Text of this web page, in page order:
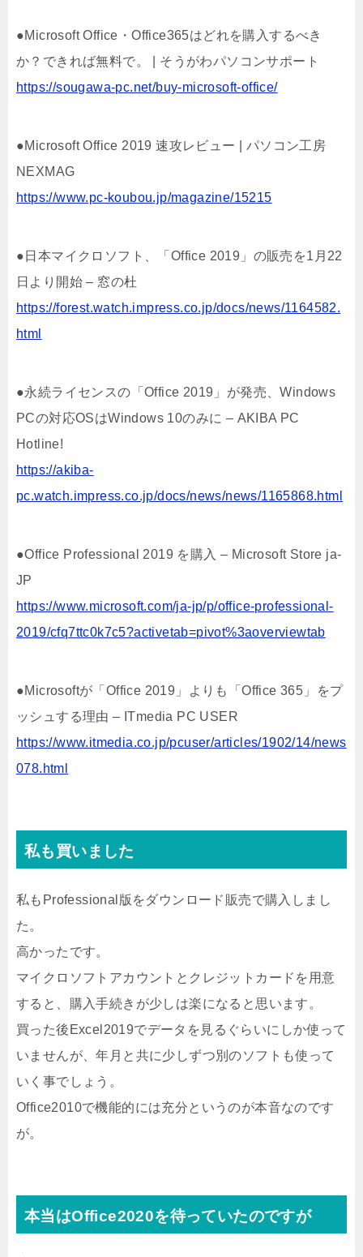
●Microsoft Office・Office365はどれを購入するべき
か？できれば無料で。 | そうがわパソコンサポート
https://sougawa-pc.net/buy-microsoft-office/
●Microsoft Office 2019 速攻レビュー | パソコン工房
NEXMAG
https://www.pc-koubou.jp/magazine/15215
●日本マイクロソフト、「Office 2019」の販売を1月22
日より開始 – 窓の杜
https://forest.watch.impress.co.jp/docs/news/1164582.
html
●永続ライセンスの「Office 2019」が発売、Windows
PCの対応OSはWindows 10のみに – AKIBA PC
Hotline!
https://akiba-
pc.watch.impress.co.jp/docs/news/news/1165868.html
●Office Professional 2019 を購入 – Microsoft Store ja-
JP
https://www.microsoft.com/ja-jp/p/office-professional-
2019/cfq7ttc0k7c5?activetab=pivot%3aoverviewtab
●Microsoftが「Office 2019」よりも「Office 365」をプ
ッシュする理由 – ITmedia PC USER
https://www.itmedia.co.jp/pcuser/articles/1902/14/news
078.html
私も買いました
私もProfessional版をダウンロード販売で購入しまし
た。
高かったです。
マイクロソフトアカウントとクレジットカードを用意
すると、購入手続きが少しは楽になると思います。
買った後Excel2019でデータを見るぐらいにしか使って
いませんが、年月と共に少しずつ別のソフトも使って
いく事でしょう。
Office2010で機能的には充分というのが本音なのです
が。
本当はOffice2020を待っていたのですが